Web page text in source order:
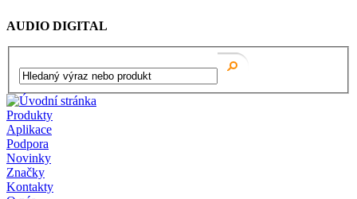
AUDIO DIGITAL
Produkty
Aplikace
Podpora
Novinky
Značky
Kontakty